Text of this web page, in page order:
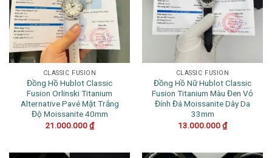
CLASSIC FUSION
Đồng Hồ Hublot Classic
Fusion Orlinski Titanium
Alternative Pavé Mặt Trắng
Độ Moissanite 40mm
21.000.000₫
CLASSIC FUSION
Đồng Hồ Nữ Hublot Classic
Fusion Titanium Màu Đen Vỏ
Đính Đá Moissanite Dây Da
33mm
13.000.000₫